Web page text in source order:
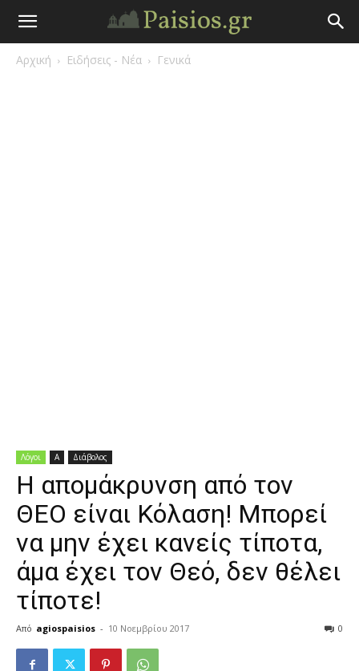
Άγιος
Γέροντας
Αρχική Ειδήσεις - Νέα Γενικά
Λόγοι Α Διάβολος
Η απομάκρυνση από τον
ΘΕΟ είναι Κόλαση! Μπορεί
να μην έχει κανείς τίποτα,
άμα έχει τον Θεό, δεν θέλει
τίποτε!
Από agiospaisios - 10 Νοεμβρίου 2017 0